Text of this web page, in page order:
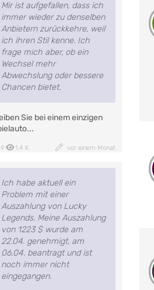
Mir ist aufgefallen, dass ich
immer wieder zu denselben
Anbietern zurückkehre, weil
ich ihren Stil kenne. Ich
frage mich aber, ob ein
Wechsel mehr
Abwechslung oder bessere
Chancen bietet.
Sie bei einem einzigen
9 1.4 K vor einem Monat
Ich habe aktuell ein
Problem mit einer
Auszahlung von Lucky
Legends. Meine Auszahlung
von 1223 $ wurde am
22.04. genehmigt, am
06.04. beantragt und ist
noch immer nicht
eingegangen.